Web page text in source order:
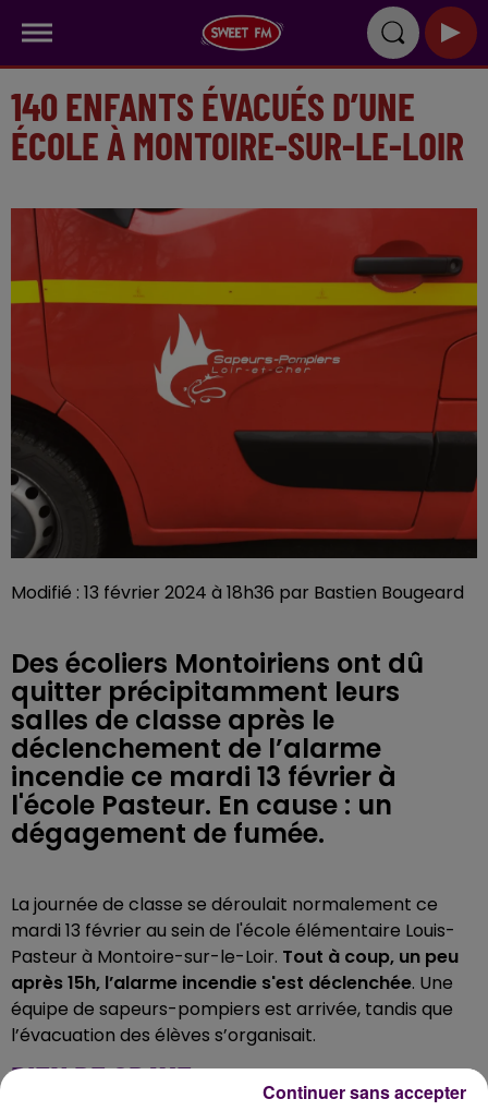
140 ENFANTS ÉVACUÉS D’UNE
ÉCOLE À MONTOIRE-SUR-LE-LOIR
Modifié : 13 février 2024 à 18h36 par Bastien Bougeard
Des écoliers Montoiriens ont dû
quitter précipitamment leurs
salles de classe après le
déclenchement de l’alarme
incendie ce mardi 13 février à
l'école Pasteur. En cause : un
dégagement de fumée.
La journée de classe se déroulait normalement ce
mardi 13 février au sein de l'école élémentaire Louis-
Pasteur à Montoire-sur-le-Loir. Tout à coup, un peu
après 15h, l’alarme incendie s'est déclenchée. Une
équipe de sapeurs-pompiers est arrivée, tandis que
l’évacuation des élèves s’organisait.
RIEN DE GRAVE Continuer sans accepter